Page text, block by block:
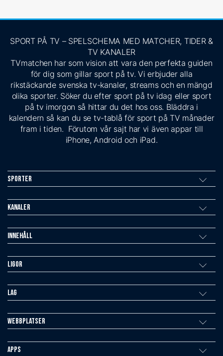
SPORT PÅ TV – SPELSCHEMA MED MATCHER, TIDER &
TV KANALER
TVmatchen har som vision att vara den perfekta guiden
för dig som gillar sport på tv. Vi erbjuder alla
rikstäckande svenska tv-kanaler, streams och en mängd
olika sporter. Söker du efter sport på tv idag eller sport
på tv imorgon så hittar du det hos oss. Bläddra i
kalendern så kan du se tv-tablå för sport på TV månader
fram i tiden. Förutom vår sajt har vi även appar till
iPhone, Android och iPad.
Sporter
Kanaler
Innehåll
Ligor
Lag
Webbplatser
Apps